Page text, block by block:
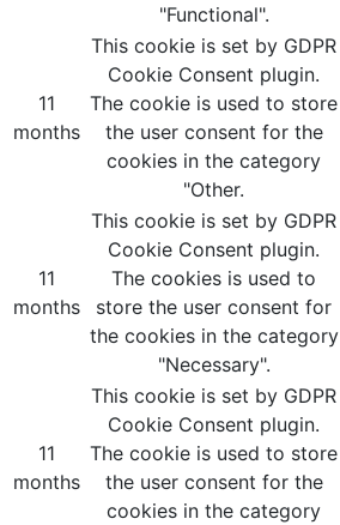
"Functional".
11
months
This cookie is set by GDPR
Cookie Consent plugin.
The cookie is used to store
the user consent for the
cookies in the category
"Other.
11
months
This cookie is set by GDPR
Cookie Consent plugin.
The cookies is used to
store the user consent for
the cookies in the category
"Necessary".
11
months
This cookie is set by GDPR
Cookie Consent plugin.
The cookie is used to store
the user consent for the
cookies in the category